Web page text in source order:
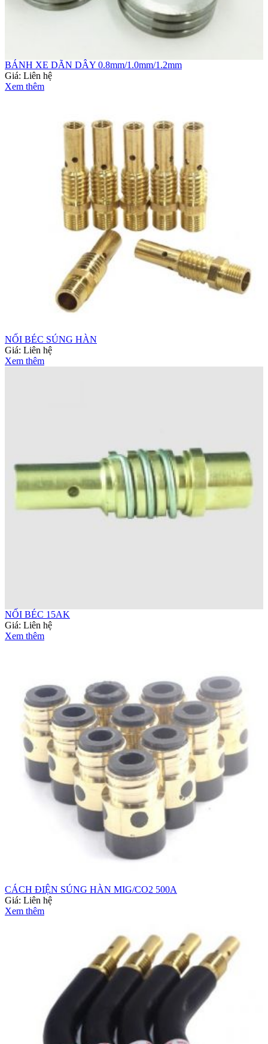
BÁNH XE DÃN DÂY 0.8mm/1.0mm/1.2mm
Giá: Liên hệ
Xem thêm
NỐI BÉC SÚNG HÀN
Giá: Liên hệ
Xem thêm
NỐI BÉC 15AK
Giá: Liên hệ
Xem thêm
CÁCH ĐIỆN SÚNG HÀN MIG/CO2 500A
Giá: Liên hệ
Xem thêm